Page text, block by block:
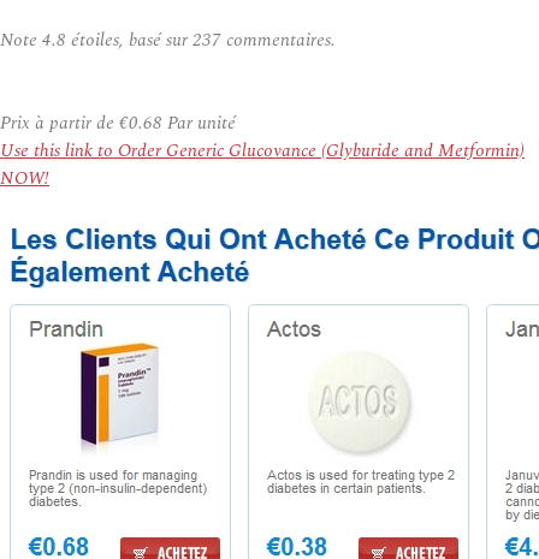
Note 4.8 étoiles, basé sur237commentaires.
Prix à partir de €0.68 Par unité
Use this link to Order Generic Glucovance (Glyburide and Metformin)
NOW!